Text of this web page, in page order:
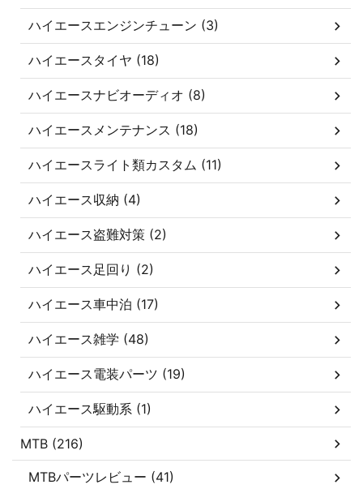
ハイエースエンジンチューン (3)
ハイエースタイヤ (18)
ハイエースナビオーディオ (8)
ハイエースメンテナンス (18)
ハイエースライト類カスタム (11)
ハイエース収納 (4)
ハイエース盗難対策 (2)
ハイエース足回り (2)
ハイエース車中泊 (17)
ハイエース雑学 (48)
ハイエース電装パーツ (19)
ハイエース駆動系 (1)
MTB (216)
MTBパーツレビュー (41)